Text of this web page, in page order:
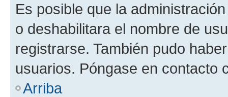
Es posible que la
o deshabilitara el nombre de
registrarse. También pudo
usuarios. Póngase en contacto
Arriba